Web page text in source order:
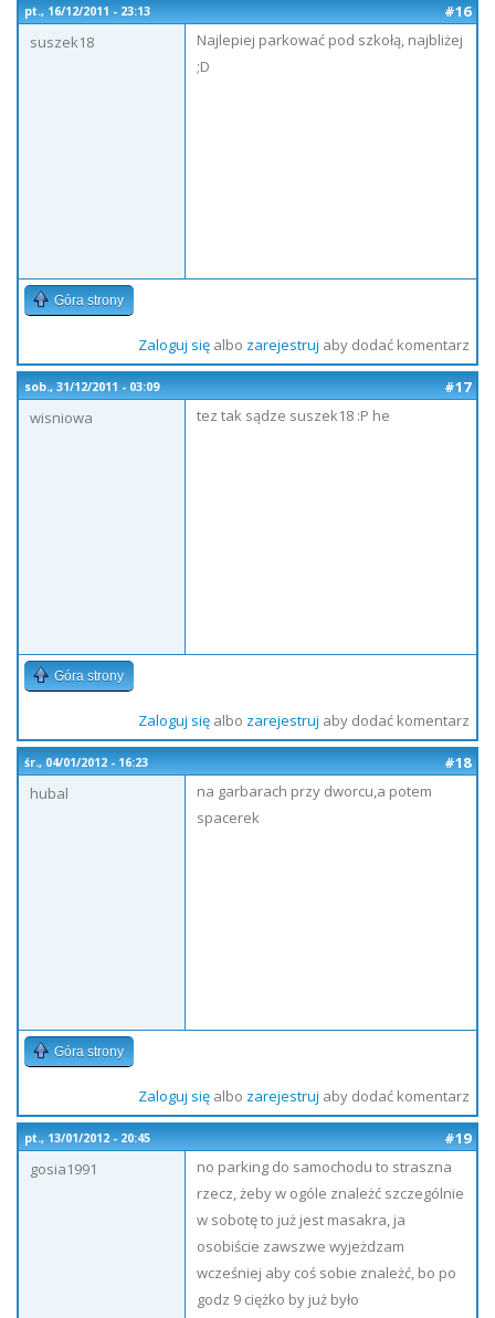
pt., 16/12/2011 - 23:13
#16
suszek18
Najlepiej parkować pod szkołą, najbliżej
;D
Góra strony
Zaloguj sięalbo zarejestruj aby dodać komentarz
sob., 31/12/2011 - 03:09
#17
wisniowa
tez tak sądze suszek18 :P he
Góra strony
Zaloguj sięalbo zarejestruj aby dodać komentarz
śr., 04/01/2012 - 16:23
#18
hubal
na garbarach przy dworcu,a potem
spacerek
Góra strony
Zaloguj sięalbo zarejestruj aby dodać komentarz
pt., 13/01/2012 - 20:45
#19
gosia1991
no parking do samochodu to straszna
rzecz, żeby w ogóle znależć szczególnie
w sobotę to już jest masakra, ja
osobiście zawszwe wyjeżdzam
wcześniej aby coś sobie znależć, bo po
godz 9 ciężko by już było